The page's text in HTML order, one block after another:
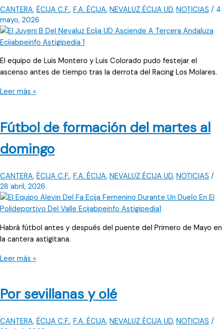
playoff
de
ascenso
CANTERA, ÉCIJA C.F., F.A. ÉCIJA, NEVALUZ ÉCIJA UD, NOTICIAS / 4
mayo, 2026
El equipo de Luis Montero y Luis Colorado pudo festejar el
ascenso antes de tiempo tras la derrota del Racing Los Molares.
¡Campeones
a
Juvenil!
Leer más »
Fútbol de formación del martes al
domingo
CANTERA, ÉCIJA C.F., F.A. ÉCIJA, NEVALUZ ÉCIJA UD, NOTICIAS /
28 abril, 2026
Habrá fútbol antes y después del puente del Primero de Mayo en
la cantera astigitana.
Fútbol
del
domingo
Leer más »
Por sevillanas y olé
CANTERA, ÉCIJA C.F., F.A. ÉCIJA, NEVALUZ ÉCIJA UD, NOTICIAS /